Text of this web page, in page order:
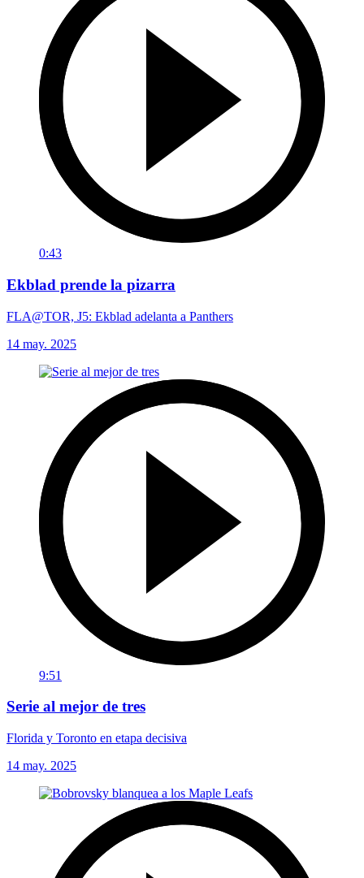
0:43
Ekblad prende la pizarra
FLA@TOR, J5: Ekblad adelanta a Panthers
14 may. 2025
9:51
Serie al mejor de tres
Florida y Toronto en etapa decisiva
14 may. 2025